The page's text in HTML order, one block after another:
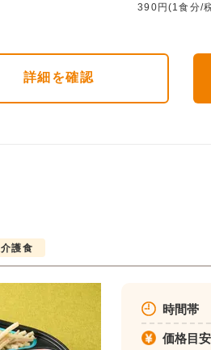
390円(1食分/
詳細 を確認
介護食
時間帯
価格目安